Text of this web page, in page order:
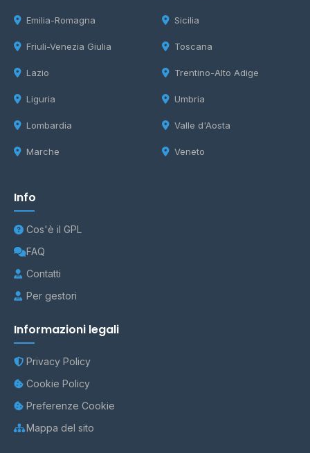
Emilia-Romagna
Friuli-Venezia Giulia
Lazio
Liguria
Lombardia
Marche
Sicilia
Toscana
Trentino-Alto Adige
Umbria
Valle d'Aosta
Veneto
Info
Cos'è il GPL
FAQ
Contatti
Per gestori
Informazioni legali
Privacy Policy
Cookie Policy
Preferenze Cookie
Mappa del sito